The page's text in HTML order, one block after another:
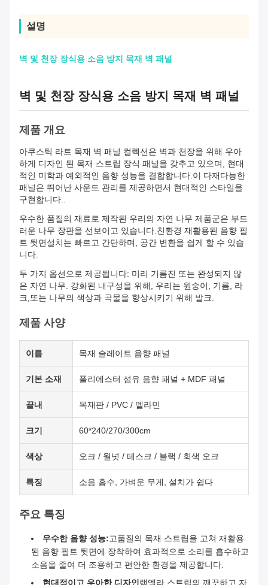
설명
벽 및 천장 장식용 소음 방지 목재 벽 패널
벽 및 천장 장식용 소음 방지 목재 벽 패널
제품 개요
아쿠스틱 라트 목재 벽 패널 컬렉션은 벽과 천장을 위해 우아
하게 디자인 된 목재 스트립 장식 패널을 갖추고 있으며, 현대
적인 미학과 예외적인 음향 성능을 결합합니다.이 다재다능한
패널은 뛰어난 사운드 관리를 제공하면서 현대적인 스타일을
구현합니다..
우수한 품질의 재료로 제작된 우리의 자연 나무 제품군은 부드
러운 나무 장판을 선보이고 있습니다.친환경 재활용된 음향 필
트 뒷면설치는 빠르고 간단하며, 공간 변환을 쉽게 할 수 있습
니다.
두 가지 옵션으로 제공됩니다: 미리 기름진 또는 완성되지 않
은 자연 나무. 강화된 내구성을 위해, 우리는 원숭이, 기름, 라
크,또는 나무의 색상과 곡물을 향상시키기 위해 발크.
제품 사양
이름 목재 슬레이트 음향 패널
기본 소재 폴리에스터 섬유 음향 패널 + MDF 패널
끝내 목재판 / PVC / 멜라민
크기 60*240/270/300cm
색상 오크 / 월넛 / 테스크 / 블랙 / 회색 오크
특징 소음 흡수, 가벼운 무게, 설치가 쉽다
주요 특징
우수한 음향 성능:고품질의 목재 스트립을 고쳐 재활용
된 음향 필트 뒷면에 장착하여 효과적으로 소리를 흡수하고
소음을 줄여 더 조용하고 편안한 환경을 제공합니다.
현대적이고 우아한 디자인 램엘라 스트립의 깨끗하고 자